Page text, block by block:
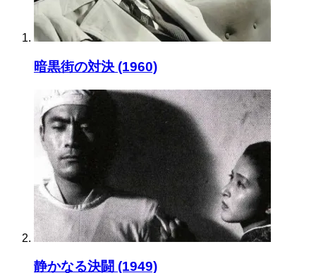
暗黒街の対決 (1960)
静かなる決闘 (1949)